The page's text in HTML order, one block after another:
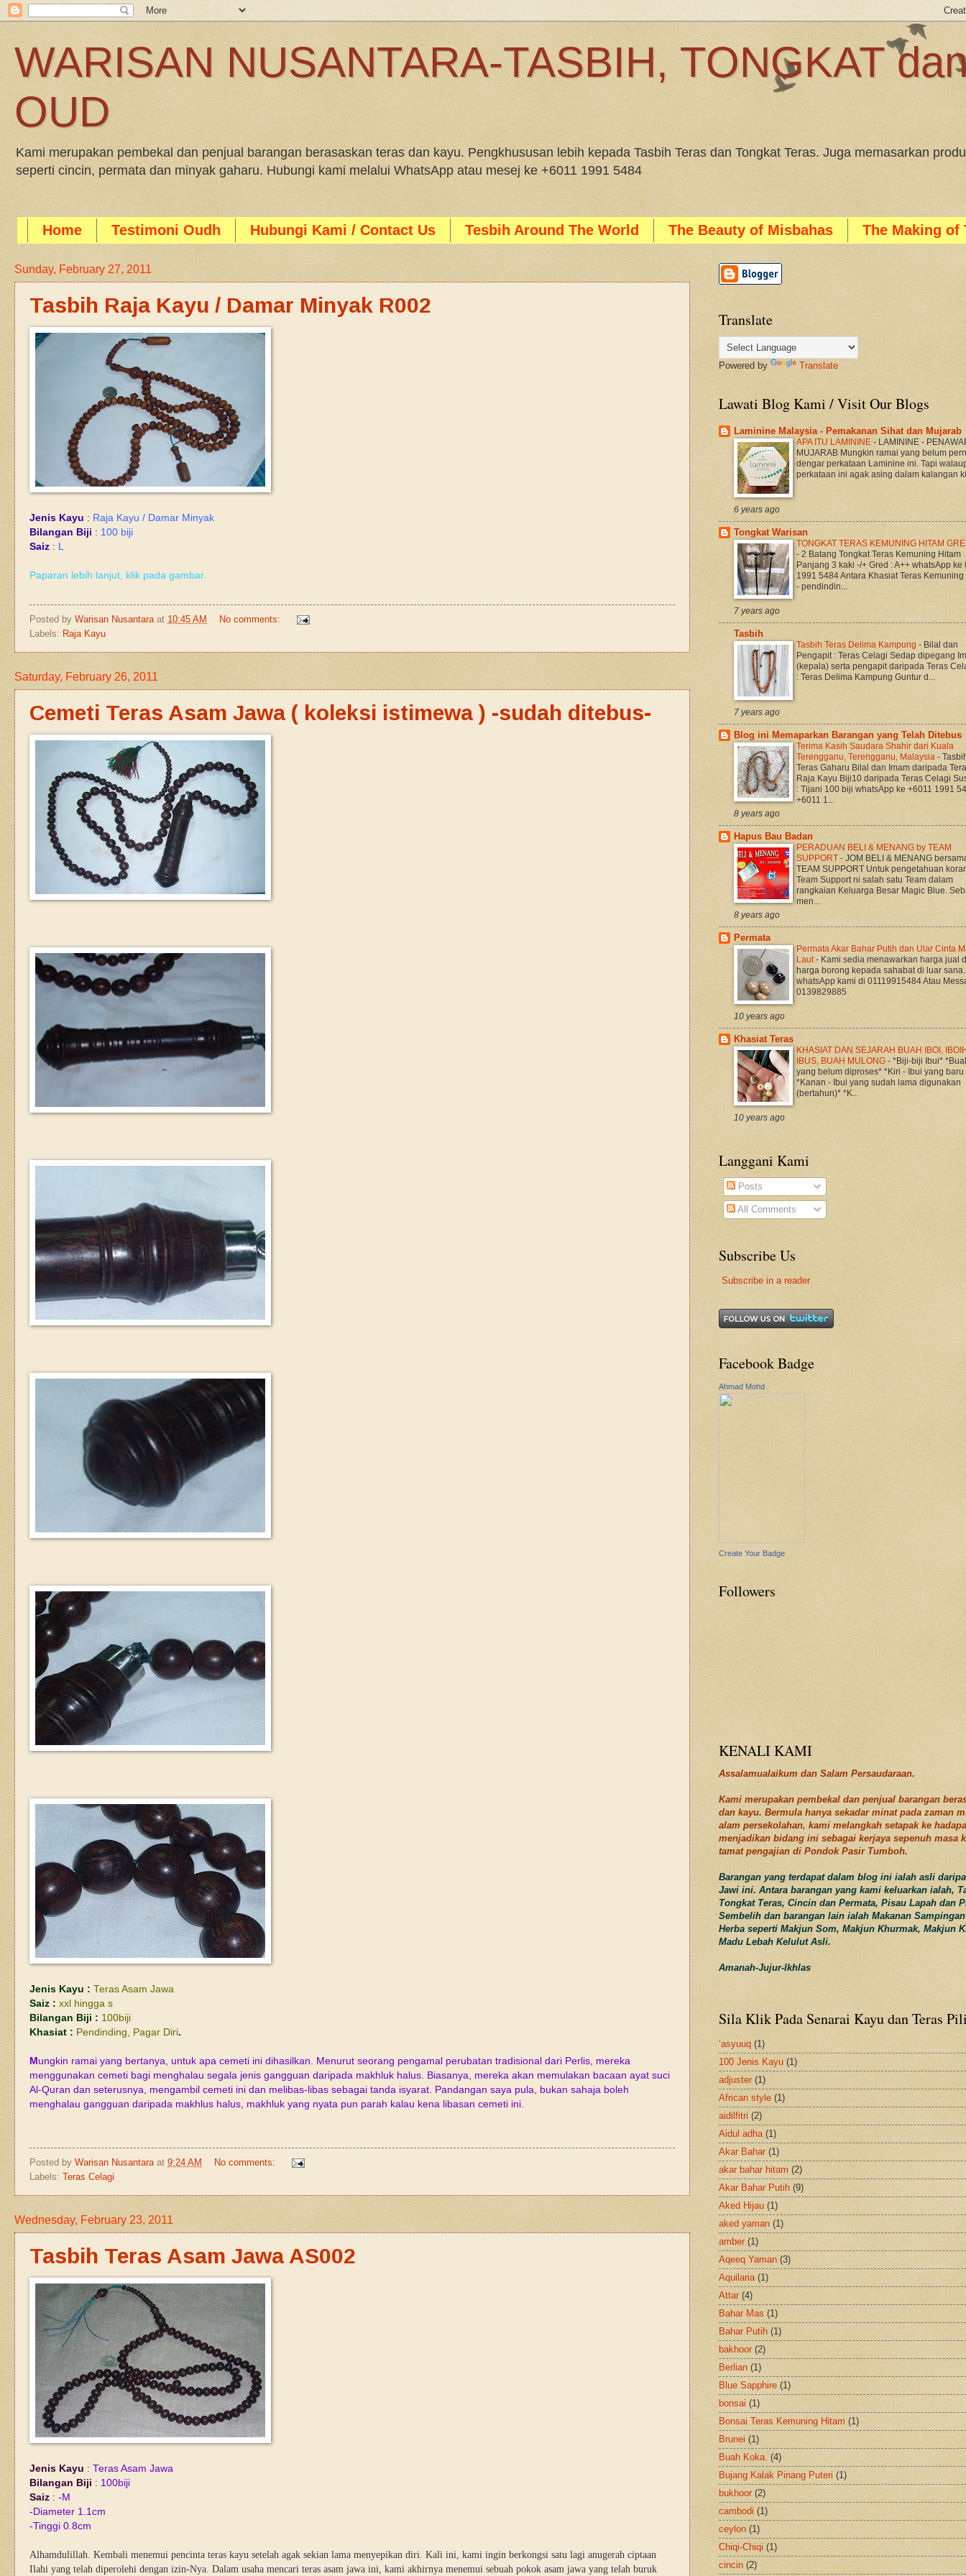
WARISAN NUSANTARA-TASBIH, TONGKAT
OUD
Kami merupakan pembekal dan penjual barangan berasaskan teras dan kayu. Pengkhususan lebih kepada Tasbih Teras dan Tongkat Teras. Juga memasarkan
seperti cincin, permata dan minyak gaharu. Hubungi kami melalui WhatsApp atau mesej ke +6011 1991 5484
Home Testimoni Oudh Hubungi Kami / Contact Us Tesbih Around The World The Beauty of Misbahas The Making of
Sunday, February 27, 2011
Tasbih Raja Kayu / Damar Minyak R002
Jenis Kayu : Raja Kayu / Damar Minyak
Bilangan Biji : 100 biji
Saiz :
Paparan lebih lanjut, klik pada gambar.
Posted by Warisan Nusantara at 10:45 AM
No comments:
Labels: Raja Kayu
Saturday, February 26, 2011
Cemeti Teras Asam Jawa ( koleksi istimewa ) -sudah ditebus-
Jenis Kayu : Teras Asam Jawa
Saiz : xxl hingga s
Bilangan Biji : 100biji
Khasiat : Pendinding, Pagar Diri.
M ungkin ramai yang bertanya, untuk apa cemeti ini dihasilkan. Menurut seorang pengamal perubatan tradisional dari Perlis, mereka
menggunakan cemeti bagi menghalau segala jenis gangguan daripada makhluk halus. Biasanya, mereka akan memulakan bacaan ayat suci
Al-Quran dan seterusnya, mengambil cemeti ini dan melibas-libas sebagai tanda isyarat. Pandangan saya pula, bukan sahaja boleh
menghalau gangguan daripada makhlus halus, makhluk yang nyata pun parah kalau kena libasan cemeti ini.
Posted by Warisan Nusantara at 9:24 AM
No comments:
Labels: Teras Celagi
Wednesday, February 23, 2011
Tasbih Teras Asam Jawa AS002
Jenis Kayu : Teras Asam Jawa
Bilangan Biji : 100biji
Saiz : -M
-Diameter 1.1cm
-Tinggi 0.8cm
Alhamdulillah. Kembali menemui pencinta teras kayu setelah agak sekian lama menyepikan diri. Kali ini, kami ingin berkongsi satu lagi anugerah ciptaan
Ilahi yang telah diperolehi dengan izin-Nya. Dalam usaha mencari teras asam jawa ini, kami akhirnya menemui sebuah pokok asam jawa yang telah buruk
Translate
Powered by Translate
Lawati Blog Kami / Visit Our Blogs
Laminine Malaysia - Pemakanan Sihat dan Mujarab
APA ITU LAMININE - LAMININE -
MUJARAB Mungkin ramai yang belum
dengar perkataan Laminine ini. Tapi
perkataan ini agak asing dalam kalangan
6 years ago
Tongkat Warisan
TONGKAT TERAS KEMUNING HITAM
- 2 Batang Tongkat Teras Kemuning Hitam
Panjang 3 kaki -/+ Gred : A++ whatsApp ke
1991 5484 Antara Khasiat Teras Kemuning
- pendindin...
7 years ago
Tasbih
Tasbih Teras Delima Kampung - Bilal dan
Pengapit : Teras Celagi Sedap dipegang
(kepala) serta pengapit daripada Teras
: Teras Delima Kampung Guntur d...
7 years ago
Blog ini Memaparkan Barangan yang Telah Ditebus
Terima Kasih Saudara Shahir dari Kuala
Terengganu, Terengganu, Malaysia -
Teras Gaharu Bilal dan Imam daripada
Raja Kayu Biji10 daripada Teras Celagi
: Tijani 100 biji whatsApp ke +6011 1991
+6011 1...
8 years ago
Hapus Bau Badan
PERADUAN BELI & MENANG by TEAM
SUPPORT- JOM BELI & MENANG
TEAM SUPPORT Untuk pengetahuan
Team Support ni salah satu Team dalam
rangkaian Keluarga Besar Magic Blue.
men...
8 years ago
Permata
Permata Akar Bahar Putih dan Ular Cinta
Laut- Kami sedia menawarkan harga jual
harga borong kepada sahabat di luar sana.
whatsApp kami di 01119915484 Atau
0139829885
10 years ago
Khasiat Teras
KHASIAT DAN SEJARAH BUAH IBOI,
IBUS, BUAH MULONG - *Biji-biji Ibui*
yang belum diproses* *Kiri - Ibui yang baru
*Kanan - Ibui yang sudah lama digunakan
(bertahun)* *K...
10 years ago
Langgani Kami
Posts
All Comments
Subscribe Us
Subscribe in a reader
Facebook Badge
Ahmad Mohd
Create Your Badge
Followers
KENALI KAMI
Assalamualaikum dan Salam Persaudaraan.
Kami merupakan pembekal dan penjual barangan
dan kayu. Bermula hanya sekadar minat pada zaman
alam persekolahan, kami melangkah setapak ke
menjadikan bidang ini sebagai kerjaya sepenuh masa
tamat pengajian di Pondok Pasir Tumboh.
Barangan yang terdapat dalam blog ini ialah asli
Jawi ini. Antara barangan yang kami keluarkan ialah,
Tongkat Teras, Cincin dan Permata, Pisau Lapah dan
Sembelih dan barangan lain ialah Makanan
Herba seperti Makjun Som, Makjun Khurmak, Makjun
Madu Lebah Kelulut Asli.
Amanah-Jujur-Ikhlas
Sila Klik Pada Senarai Kayu dan Teras
‘asyuuq (1)
100 Jenis Kayu (1)
adjuster (1)
African style (1)
aidilfitri (2)
Aidul adha (1)
Akar Bahar (1)
akar bahar hitam (2)
Akar Bahar Putih (9)
Aked Hijau (1)
aked yaman (1)
amber (1)
Aqeeq Yaman (3)
Aquilaria (1)
Attar (4)
Bahar Mas (1)
Bahar Putih (1)
bakhoor (2)
Berlian (1)
Blue Sapphire (1)
bonsai (1)
Bonsai Teras Kemuning Hitam (1)
Brunei (1)
Buah Koka. (4)
Bujang Kalak Pinang Puteri (1)
bukhoor (2)
cambodi (1)
ceylon (1)
Chiqi-Chiqi (1)
cincin (2)